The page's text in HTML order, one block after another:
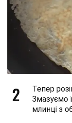
2
Тепер
Змазуємо
млинці з